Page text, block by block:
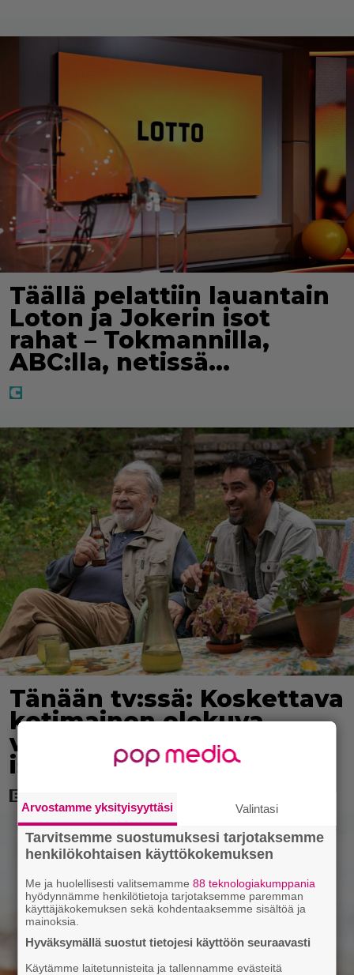
Täällä pelattiin lauantain
Loton ja Jokerin isot
rahat – Tokmannilla,
ABC:lla, netissä…
Tänään tv:ssä: Koskettava
kotimainen elokuva
vuodelta 2020 – ”Tehty
isolla sydämellä”
Arvostamme yksityisyyttäsi Valintasi
Tarvitsemme suostumuksesi tarjotaksemme
henkilökohtaisen käyttökokemuksen
Me ja huolellisesti valitsemamme88 teknologiakumppania
hyödynnämme henkilötietoja tarjotaksemme paremman
käyttäjäkokemuksen sekä kohdentaaksemme sisältöä ja
mainoksia.
Hyväksymällä suostut tietojesi käyttöön seuraavasti
Käytämme laitetunnisteita ja tallennamme evästeitä